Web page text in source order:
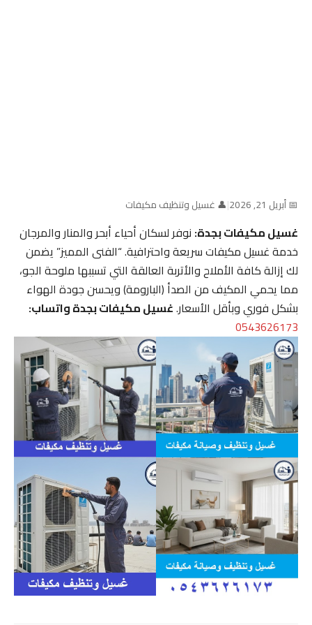
📅 أبريل 21, 2026 |👤 غسيل وتنظيف مكيفات
غسيل مكيفات بجدة:نوفر لسكان أحياء أبحر والمنار والمرجان
خدمة غسيل مكيفات سريعة واحترافية. “الفنى المميز” يضمن
لك إزالة كافة الأملاح والأتربة العالقة التي تسببها ملوحة الجو،
مما يحمي المكيف من الصدأ (البارومة) ويحسن جودة الهواء
بشكل فوري وبأقل الأسعار.غسيل مكيفات بجدة واتساب:
0543626173